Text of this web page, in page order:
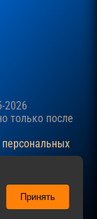
2026
только после
сайт,
файлов
Принять